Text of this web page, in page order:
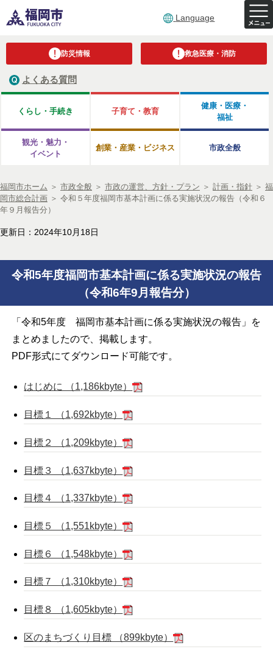
Language
防災情報 救急医療・消防
よくある質問
くらし・手続き 子育て・教育
健康・医療・
福祉
観光・魅力・
イベント
創業・産業・ビジネス 市政全般
福岡市ホーム ＞ 市政全般 ＞ 市政の運営、方針・プラン ＞ 計画・指針 ＞ 福
岡市総合計画 ＞ 令和５年度福岡市基本計画に係る実施状況の報告（令和６
年９月報告分）
更新日：2024年10月18日
令和5年度福岡市基本計画に係る実施状況の報告
（令和6年9月報告分）
「令和5年度 福岡市基本計画に係る実施状況の報告」を
まとめましたので、掲載します。
PDF形式にてダウンロード可能です。
はじめに （1,186kbyte）
目標１ （1,692kbyte）
目標２ （1,209kbyte）
目標３ （1,637kbyte）
目標４ （1,337kbyte）
目標５ （1,551kbyte）
目標６ （1,548kbyte）
目標７ （1,310kbyte）
目標８ （1,605kbyte）
区のまちづくり目標 （899kbyte）